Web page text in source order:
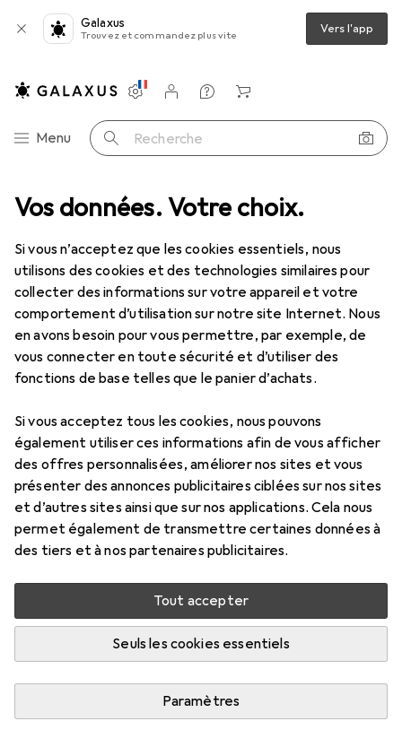
Vos données. Votre choix.
Si vous n’acceptez que les cookies essentiels, nous
utilisons des cookies et des technologies similaires pour
collecter des informations sur votre appareil et votre
comportement d’utilisation sur notre site Internet. Nous
en avons besoin pour vous permettre, par exemple, de
vous connecter en toute sécurité et d’utiliser des
fonctions de base telles que le panier d’achats.
Si vous acceptez tous les cookies, nous pouvons
également utiliser ces informations afin de vous afficher
des offres personnalisées, améliorer nos sites et vous
présenter des annonces publicitaires ciblées sur nos sites
et d’autres sites ainsi que sur nos applications. Cela nous
permet également de transmettre certaines données à
des tiers et à nos partenaires publicitaires.
Tout accepter
Seuls les cookies essentiels
Paramètres
Galaxus
Trouvez et commandez plus vite Vers l'app
Navigation par catégorie
Menu Recherche
Paramètres
Compte client
Listes de comparaison
Listes d'envies
Panier
de voitures : accessoires Scalextric Demi droit 175mm 2 pièces
Scalextric Demi droit 175mm 2 pièces
Prix en EUR TVA incl.
EUR
17,88
Évaluations Marque
Plus de produits
Scalextric
Livré entre sam, 22/8 et mar, 1/9
Plus de 10 pièces en stock chez le fournisseur
M'informer si le produit est disponible plus tôt
Ajouter au panier